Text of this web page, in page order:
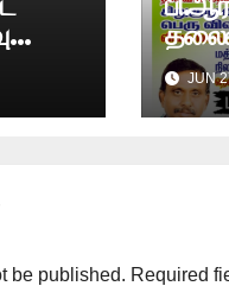
JUN
be published. Required